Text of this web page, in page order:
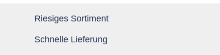
Riesiges Sortiment
Schnelle Lieferung